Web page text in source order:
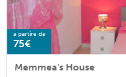
a partire da
75€
Memmea's House